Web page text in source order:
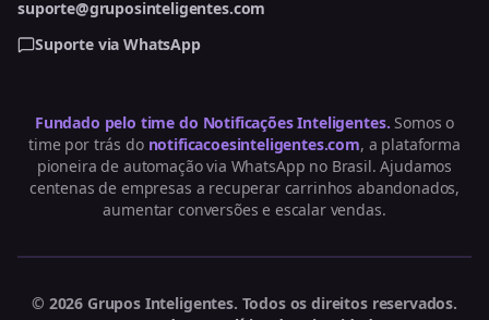
suporte@gruposinteligentes.com
Suporte via WhatsApp
Fundado pelo time do Notificações Inteligentes. Somos o
time por trás do notificacoesinteligentes.com, a plataforma
pioneira de automação via WhatsApp no Brasil. Ajudamos
centenas de empresas a recuperar carrinhos abandonados,
aumentar conversões e escalar vendas.
© 2026 Grupos Inteligentes. Todos os direitos reservados.